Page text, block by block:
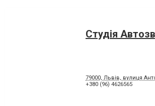
Студія
79000, Львів, вулиця
+380 (96) 4626565